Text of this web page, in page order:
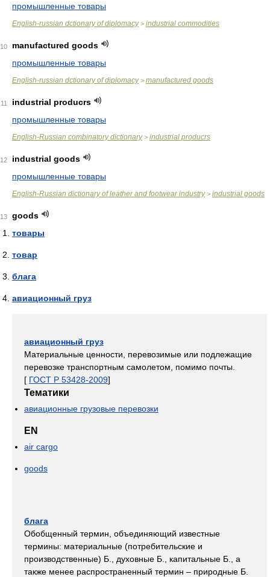
промышленные товары
English-russian dctionary of diplomacy> industrial commodities
10
manufactured goods
промышленные товары
English-russian dctionary of diplomacy> manufactured goods
11
industrial producrs
промышленные товары
English-Russian combinatory dictionary> industrial producrs
12
industrial goods
промышленные товары
English-Russian dictionary of leather and footwear industry> industrial goods
13
goods
товары
товар
блага
авиационный груз
авиационный груз
Материальные ценности, перевозимые или подлежащие
перевозке транспортным самолетом, помимо почты.
[ ГОСТ Р 53428-2009]
Тематики
авиационные грузовые перевозки
EN
air cargo
goods
блага
Обобщенный термин, объединяющий известные
термины: материальные (потребительские и
производственные) Б., духовные Б., капитальные Б., а
также менее распространенный термин – природные Б.